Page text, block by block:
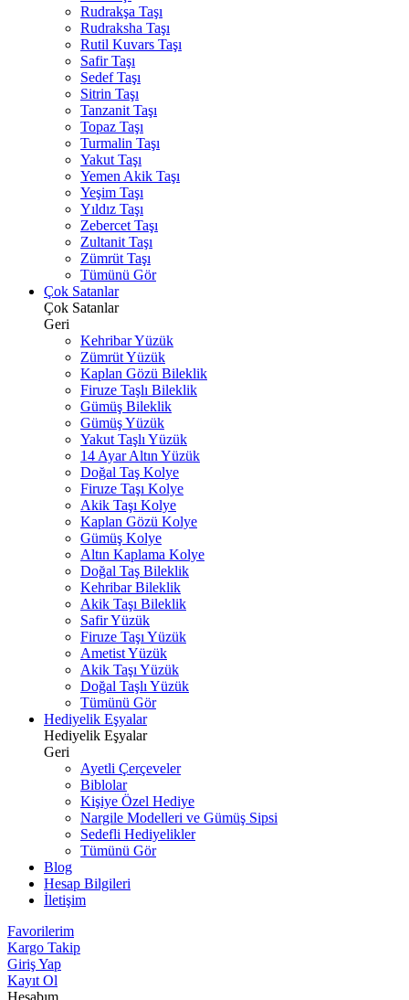
Rudrakşa Taşı
Rudraksha Taşı
Rutil Kuvars Taşı
Safir Taşı
Sedef Taşı
Sitrin Taşı
Tanzanit Taşı
Topaz Taşı
Turmalin Taşı
Yakut Taşı
Yemen Akik Taşı
Yeşim Taşı
Yıldız Taşı
Zebercet Taşı
Zultanit Taşı
Zümrüt Taşı
Tümünü Gör
Çok Satanlar
Çok Satanlar
Geri
Kehribar Yüzük
Zümrüt Yüzük
Kaplan Gözü Bileklik
Firuze Taşlı Bileklik
Gümüş Bileklik
Gümüş Yüzük
Yakut Taşlı Yüzük
14 Ayar Altın Yüzük
Doğal Taş Kolye
Firuze Taşı Kolye
Akik Taşı Kolye
Kaplan Gözü Kolye
Gümüş Kolye
Altın Kaplama Kolye
Doğal Taş Bileklik
Kehribar Bileklik
Akik Taşı Bileklik
Safir Yüzük
Firuze Taşı Yüzük
Ametist Yüzük
Akik Taşı Yüzük
Doğal Taşlı Yüzük
Tümünü Gör
Hediyelik Eşyalar
Hediyelik Eşyalar
Geri
Ayetli Çerçeveler
Biblolar
Kişiye Özel Hediye
Nargile Modelleri ve Gümüş Sipsi
Sedefli Hediyelikler
Tümünü Gör
Blog
Hesap Bilgileri
İletişim
Favorilerim
Kargo Takip
Giriş Yap
Kayıt Ol
Hesabım